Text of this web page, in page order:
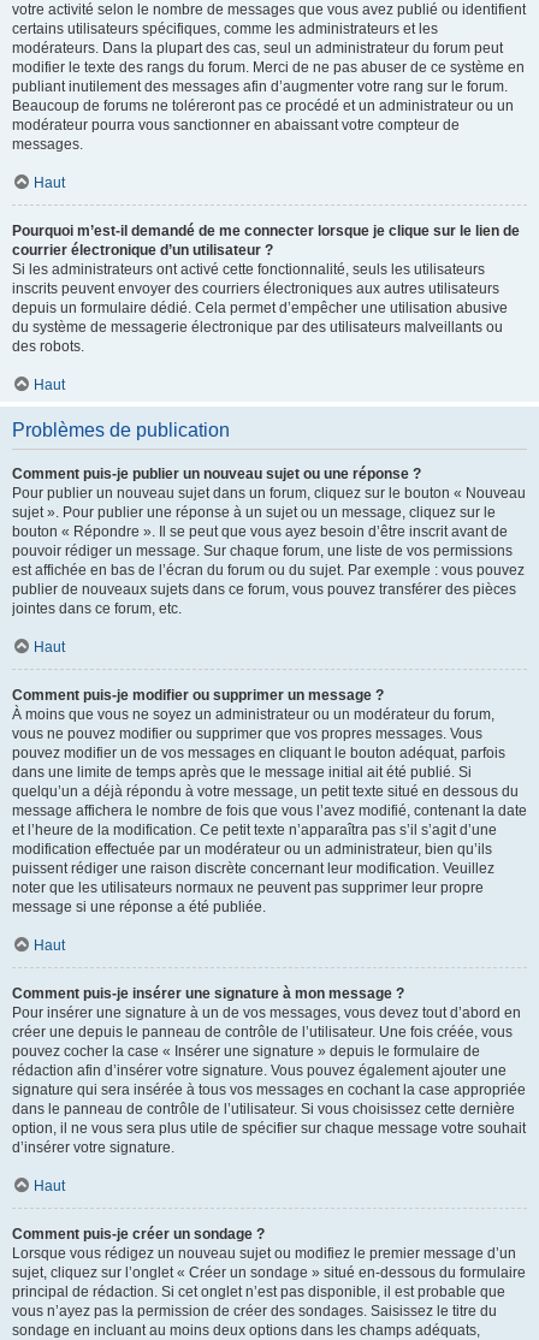
votre activité selon le nombre de messages que vous avez publié ou identifient
certains utilisateurs spécifiques, comme les administrateurs et les
modérateurs. Dans la plupart des cas, seul un administrateur du forum peut
modifier le texte des rangs du forum. Merci de ne pas abuser de ce système en
publiant inutilement des messages afin d’augmenter votre rang sur le forum.
Beaucoup de forums ne toléreront pas ce procédé et un administrateur ou un
modérateur pourra vous sanctionner en abaissant votre compteur de
messages.
Haut
Pourquoi m’est-il demandé de me connecter lorsque je clique sur le lien de
courrier électronique d’un utilisateur ?
Si les administrateurs ont activé cette fonctionnalité, seuls les utilisateurs
inscrits peuvent envoyer des courriers électroniques aux autres utilisateurs
depuis un formulaire dédié. Cela permet d’empêcher une utilisation abusive
du système de messagerie électronique par des utilisateurs malveillants ou
des robots.
Haut
Problèmes de publication
Comment puis-je publier un nouveau sujet ou une réponse ?
Pour publier un nouveau sujet dans un forum, cliquez sur le bouton « Nouveau
sujet ». Pour publier une réponse à un sujet ou un message, cliquez sur le
bouton « Répondre ». Il se peut que vous ayez besoin d’être inscrit avant de
pouvoir rédiger un message. Sur chaque forum, une liste de vos permissions
est affichée en bas de l’écran du forum ou du sujet. Par exemple : vous pouvez
publier de nouveaux sujets dans ce forum, vous pouvez transférer des pièces
jointes dans ce forum, etc.
Haut
Comment puis-je modifier ou supprimer un message ?
À moins que vous ne soyez un administrateur ou un modérateur du forum,
vous ne pouvez modifier ou supprimer que vos propres messages. Vous
pouvez modifier un de vos messages en cliquant le bouton adéquat, parfois
dans une limite de temps après que le message initial ait été publié. Si
quelqu’un a déjà répondu à votre message, un petit texte situé en dessous du
message affichera le nombre de fois que vous l’avez modifié, contenant la date
et l’heure de la modification. Ce petit texte n’apparaîtra pas s’il s’agit d’une
modification effectuée par un modérateur ou un administrateur, bien qu’ils
puissent rédiger une raison discrète concernant leur modification. Veuillez
noter que les utilisateurs normaux ne peuvent pas supprimer leur propre
message si une réponse a été publiée.
Haut
Comment puis-je insérer une signature à mon message ?
Pour insérer une signature à un de vos messages, vous devez tout d’abord en
créer une depuis le panneau de contrôle de l’utilisateur. Une fois créée, vous
pouvez cocher la case « Insérer une signature » depuis le formulaire de
rédaction afin d’insérer votre signature. Vous pouvez également ajouter une
signature qui sera insérée à tous vos messages en cochant la case appropriée
dans le panneau de contrôle de l’utilisateur. Si vous choisissez cette dernière
option, il ne vous sera plus utile de spécifier sur chaque message votre souhait
d’insérer votre signature.
Haut
Comment puis-je créer un sondage ?
Lorsque vous rédigez un nouveau sujet ou modifiez le premier message d’un
sujet, cliquez sur l’onglet « Créer un sondage » situé en-dessous du formulaire
principal de rédaction. Si cet onglet n’est pas disponible, il est probable que
vous n’ayez pas la permission de créer des sondages. Saisissez le titre du
sondage en incluant au moins deux options dans les champs adéquats,